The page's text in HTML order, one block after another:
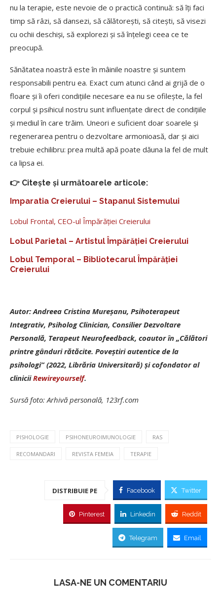
nu la terapie, este nevoie de o practică continuă: să îți faci
timp să râzi, să dansezi, să călătorești, să citești, să visezi
cu ochii deschiși, să explorezi și să înțelegi ceea ce te
preocupă.
Sănătatea noastră este în mâinile noastre și suntem
responsabili pentru ea. Exact cum atunci când ai grijă de o
floare și îi oferi condițiile necesare ea nu se ofilește, la fel
corpul și psihicul nostru sunt influențate direct de condițiile
și mediul în care trăim. Uneori e suficient doar soarele și
regenerarea pentru o dezvoltare armonioasă, dar și aici
trebuie echilibru: prea multă apă poate dăuna la fel de mult
ca lipsa ei.
👉 Citește și următoarele articole:
Imparatia Creierului – Stapanul Sistemului
Lobul Frontal, CEO-ul Împărăției Creierului
Lobul Parietal – Artistul Împărăției Creierului
Lobul Temporal – Bibliotecarul Împărăției
Creierului
Autor: Andreea Cristina Mureșanu, Psihoterapeut
Integrativ, Psiholog Clinician, Consilier Dezvoltare
Personală, Terapeut Neurofeedback, coautor în „Călători
printre gânduri rătăcite. Poveștiri autentice de la
psihologi” (2022, Librăria Universitară) și cofondator al
cliniciiRewireyourself.
Sursă foto: Arhivă personală, 123rf.com
PISHOLOGIE PSIHONEUROIMUNOLOGIE RAS
RECOMANDARI REVISTA FEMEIA TERAPIE
DISTRIBUIE PE Facebook Twitter
Pinterest Linkedin Reddit
Telegram Email
LASA-NE UN COMENTARIU